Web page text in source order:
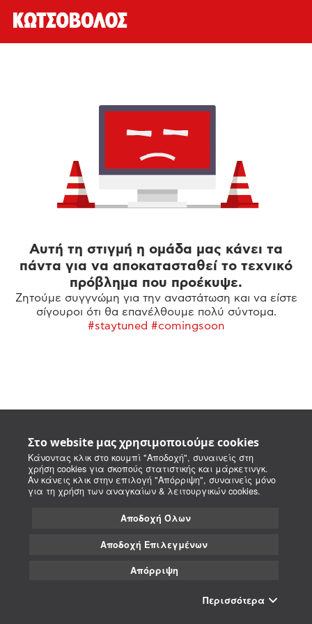
Στο website μας χρησιμοποιούμε cookies
Κάνοντας κλικ στο κουμπί "Αποδοχή", συναινείς στη
χρήση cookies για σκοπούς στατιστικής και μάρκετινγκ.
Αν κάνεις κλικ στην επιλογή "Απόρριψη", συναινείς μόνο
για τη χρήση των αναγκαίων & λειτουργικών cookies.
Αποδοχή Όλων
Αποδοχή Επιλεγμένων
Απόρριψη
Περισσότερα
Αυτή τη στιγμή η ομάδα μας κάνει τα
πάντα για να αποκατασταθεί το τεχνικό
πρόβλημα που προέκυψε.
Ζητούμε συγγνώμη για την αναστάτωση και να είστε
σίγουροι ότι θα επανέλθουμε πολύ σύντομα.
#staytuned #comingsoon